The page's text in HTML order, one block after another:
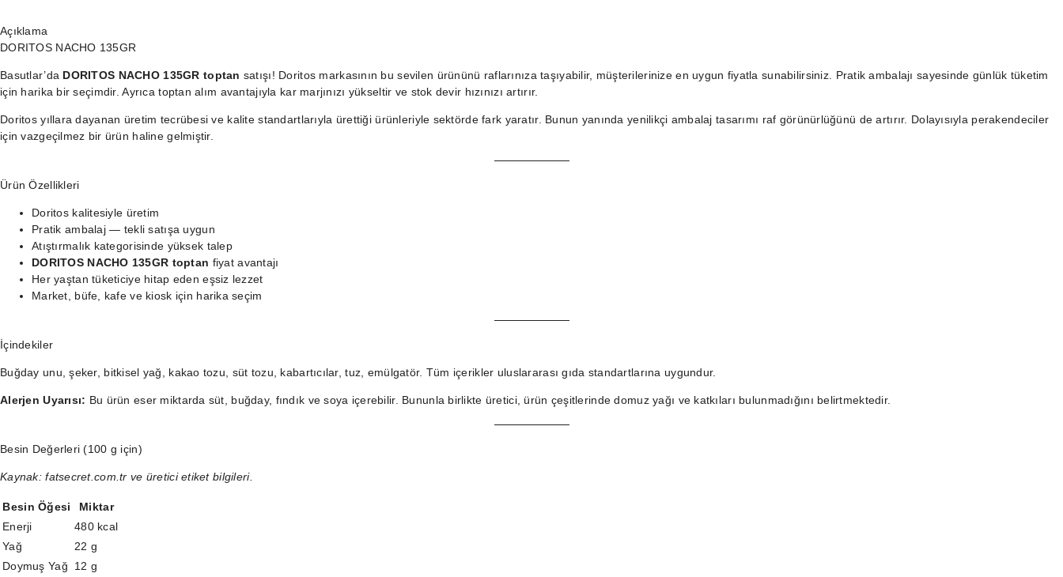
Açıklama
DORITOS NACHO 135GR
Basutlar’da DORITOS NACHO 135GR toptan satışı! Doritos markasının bu sevilen ürününü raflarınıza taşıyabilir, müşterilerinize en uygun fiyatla sunabilirsiniz. Pratik ambalajı sayesinde günlük tüketim
için harika bir seçimdir. Ayrıca toptan alım avantajıyla kar marjınızı yükseltir ve stok devir hızınızı artırır.
Doritos yıllara dayanan üretim tecrübesi ve kalite standartlarıyla ürettiği ürünleriyle sektörde fark yaratır. Bunun yanında yenilikçi ambalaj tasarımı raf görünürlüğünü de artırır. Dolayısıyla perakendeciler
için vazgeçilmez bir ürün haline gelmiştir.
Ürün Özellikleri
Doritos kalitesiyle üretim
Pratik ambalaj — tekli satışa uygun
Atıştırmalık kategorisinde yüksek talep
DORITOS NACHO 135GR toptan fiyat avantajı
Her yaştan tüketiciye hitap eden eşsiz lezzet
Market, büfe, kafe ve kiosk için harika seçim
İçindekiler
Buğday unu, şeker, bitkisel yağ, kakao tozu, süt tozu, kabartıcılar, tuz, emülgatör. Tüm içerikler uluslararası gıda standartlarına uygundur.
Alerjen Uyarısı: Bu ürün eser miktarda süt, buğday, fındık ve soya içerebilir. Bununla birlikte üretici, ürün çeşitlerinde domuz yağı ve katkıları bulunmadığını belirtmektedir.
Besin Değerleri (100 g için)
Kaynak: fatsecret.com.tr ve üretici etiket bilgileri.
Besin Öğesi
Miktar
Enerji
480 kcal
Yağ
22 g
Doymuş Yağ
12 g